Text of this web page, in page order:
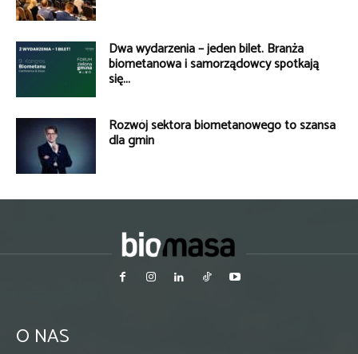
Dwa wydarzenia – jeden bilet. Branża
biometanowa i samorządowcy spotkają
się...
Rozwój sektora biometanowego to szansa
dla gmin
O NAS